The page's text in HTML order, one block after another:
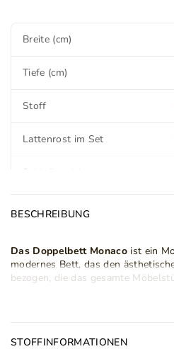
Breite (cm)
Tiefe (cm)
Stoff
Lattenrost im Set
Schlafbereich
Anzahl der Pakete
Verantwortliche Stelle für
BESCHREIBUNG
Das Doppelbett Monaco ist ein
modernes Bett, das den
bezogen, die das gesamte
Optik ist dieses Modell auch
Modell auswählen können.
STOFFINFORMATIONEN